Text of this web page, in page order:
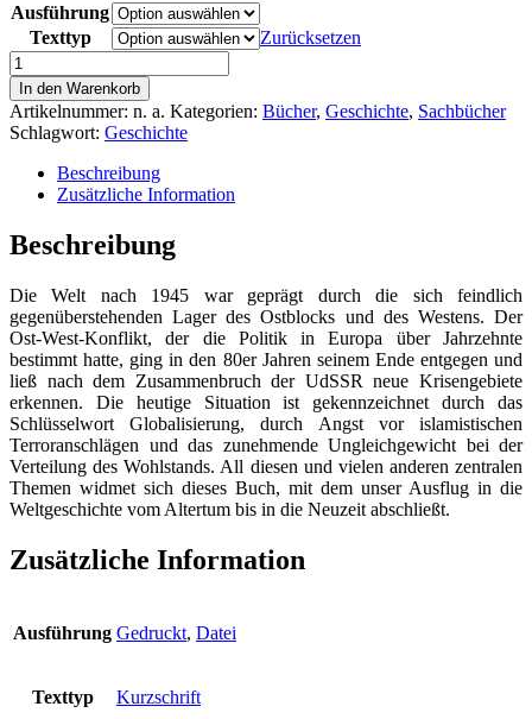
bis
29,00 €
Ausführung
Texttyp
Zurücksetzen
BILD-
Wissensbibliothek:
1000
Fragen
und
Antworten
Altertum
und
Neuzeit
Teil
IV:
Die
Welt
nach
1945/Die
moderne
Welt
Menge
In den Warenkorb
Artikelnummer: n. a. Kategorien: Bücher, Geschichte, Sachbücher
Schlagwort: Geschichte
Beschreibung
Zusätzliche Information
Beschreibung
Die Welt nach 1945 war geprägt durch die sich feindlich
gegenüberstehenden Lager des Ostblocks und des Westens. Der
Ost-West-Konflikt, der die Politik in Europa über Jahrzehnte
bestimmt hatte, ging in den 80er Jahren seinem Ende entgegen und
ließ nach dem Zusammenbruch der UdSSR neue Krisengebiete
erkennen. Die heutige Situation ist gekennzeichnet durch das
Schlüsselwort Globalisierung, durch Angst vor islamistischen
Terroranschlägen und das zunehmende Ungleichgewicht bei der
Verteilung des Wohlstands. All diesen und vielen anderen zentralen
Themen widmet sich dieses Buch, mit dem unser Ausflug in die
Weltgeschichte vom Altertum bis in die Neuzeit abschließt.
Zusätzliche Information
Ausführung Gedruckt, Datei
Texttyp Kurzschrift